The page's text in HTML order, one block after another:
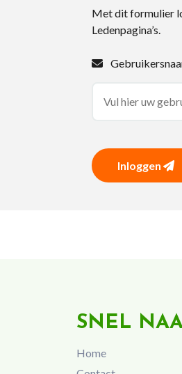
Met dit formulier
Ledenpagina’s.
Inloggen
SNEL
Home